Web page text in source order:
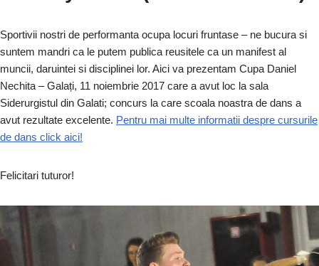
Sportivii nostri de performanta ocupa locuri fruntase – ne bucura si
suntem mandri ca le putem publica reusitele ca un manifest al
muncii, daruintei si disciplinei lor. Aici va prezentam Cupa Daniel
Nechita – Galați, 11 noiembrie 2017 care a avut loc la sala
Siderurgistul din Galati; concurs la care scoala noastra de dans a
avut rezultate excelente. Pentru mai multe informatii despre cursurile
de dans click aici!
Felicitari tuturor!